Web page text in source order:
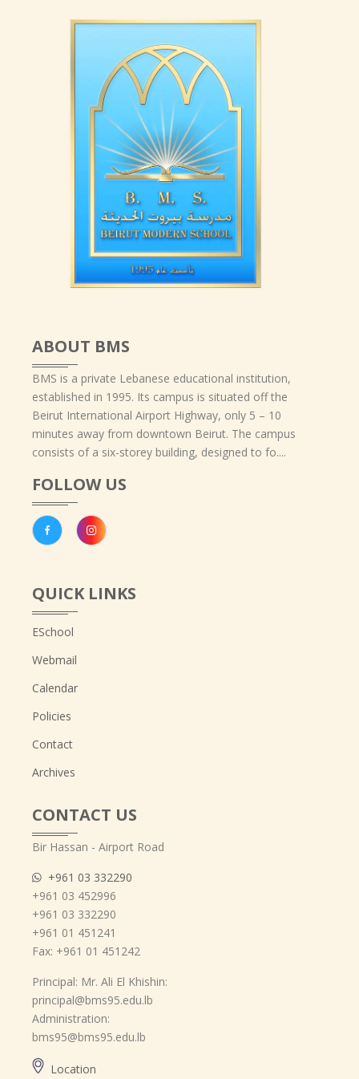
ABOUT BMS
BMS is a private Lebanese educational institution,
established in 1995. Its campus is situated off the
Beirut International Airport Highway, only 5 – 10
minutes away from downtown Beirut. The campus
consists of a six-storey building, designed to fo....
FOLLOW US
QUICK LINKS
ESchool
Webmail
Calendar
Policies
Contact
Archives
CONTACT US
Bir Hassan - Airport Road
+961 03 332290
+961 03 452996
+961 03 332290
+961 01 451241
Fax: +961 01 451242
Principal: Mr. Ali El Khishin:
principal@bms95.edu.lb
Administration:
bms95@bms95.edu.lb
Location